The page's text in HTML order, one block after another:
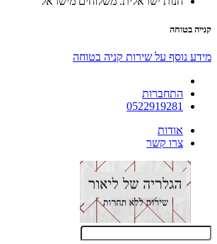
קנייה בטוחה
מידע נוסף על שירות קניה בטוחה
התחברות
0522919281
אודות
צרו קשר